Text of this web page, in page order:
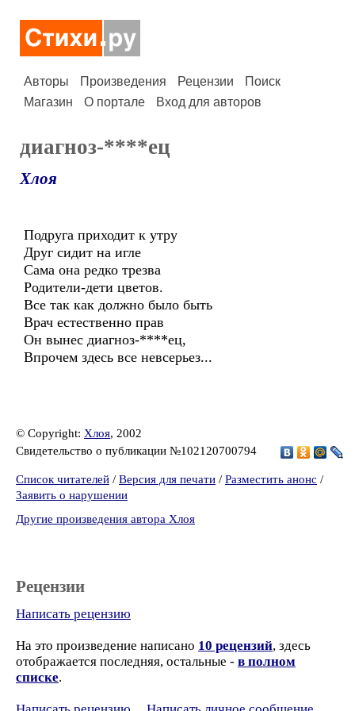
Авторы Произведения Рецензии
Поиск
Магазин
О портале Вход для авторов
диагноз-****ец
Хлоя
Подруга приходит к утру
Друг сидит на игле
Сама она редко трезва
Родители-дети цветов.
Все так как должно было быть
Врач естественно прав
Он вынес диагноз-****ец,
Впрочем здесь все невсерьез...
© Copyright: Хлоя, 2002
Свидетельство о публикации №102120700794
Список читателей / Версия для печати / Разместить анонс /
Заявить о нарушении
Другие произведения автора Хлоя
Рецензии
Написать рецензию
На это произведение написано 10 рецензий, здесь
отображается последняя, остальные - в полном
списке.